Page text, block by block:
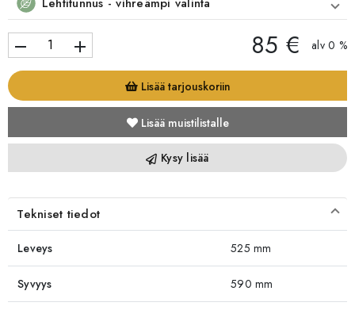
remove add 85 € alv 0 %
Lisää tarjouskoriin
Lisää muistilistalle
Kysy lisää
Tekniset tiedot
Leveys 525 mm
Syvyys 590 mm